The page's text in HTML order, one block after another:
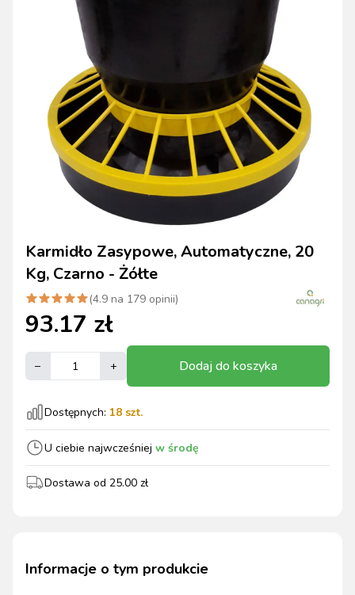
Karmidło Zasypowe, Automatyczne, 20
Kg, Czarno - Żółte
(4.9 na 179 opinii)
93.17 zł
– + Dodaj do koszyka
Dostępnych: 18 szt.
U ciebie najwcześniej w środę
Dostawa od 25.00 zł
Informacje o tym produkcie